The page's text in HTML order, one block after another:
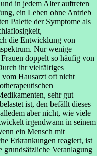
in jedem Alter auftreten
ein Leben ohne Antrieb
Palette der Symptome als
die Entwicklung von
Nur wenige
doppelt so häufig von
ihr vielfältiges
Hausarzt oft nicht
sehr gut
ist, den befällt dieses
aber nicht, wie viele
irgendwann in seinem
ein Mensch mit
Erkrankungen reagiert, ist
grundsätzliche Veranlagung